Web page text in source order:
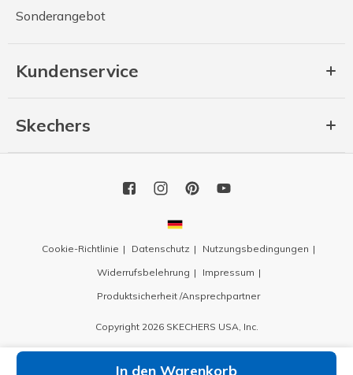
In den Warenkorb
Sonderangebot
Kundenservice
Skechers
Cookie-Richtlinie Datenschutz
Nutzungsbedingungen
Widerrufsbelehrung
Impressum
Produktsicherheit /Ansprechpartner
Copyright 2026 SKECHERS USA, Inc.